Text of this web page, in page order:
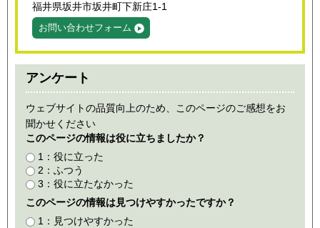
福井県坂井市坂井町下新庄1-1
お問い合わせフォーム
アンケート
ウェブサイトの品質向上のため、このページのご感想をお
聞かせください
このページの情報は役に立ちましたか？
1：役に立った
2：ふつう
3：役に立たなかった
このページの情報は見つけやすかったですか？
1：見つけやすかった